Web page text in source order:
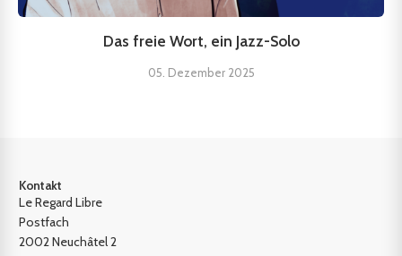
Das freie Wort, ein Jazz-Solo
05. Dezember 2025
Kontakt
Le Regard Libre
Postfach
2002 Neuchâtel 2